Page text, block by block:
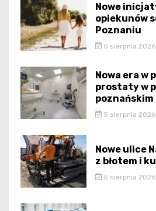
Nowe
opiekunów
Poznaniu
5 sierpnia 2026
Nowa era w
prostaty w
poznańskim
5 sierpnia 2026
Nowe ulice
z błotem i
5 sierpnia 2026